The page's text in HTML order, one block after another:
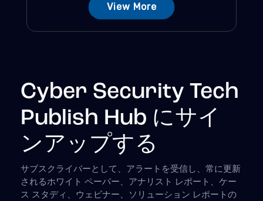
View More
Cyber Security Tech
Publish Hub にサイ
ンアップする
サブスクライバーとして、アラートを受信し、常に更新
されるホワイト ペーパー、アナリスト レポート、ケー
ス スタディ、ウェビナー、ソリューション レポートの